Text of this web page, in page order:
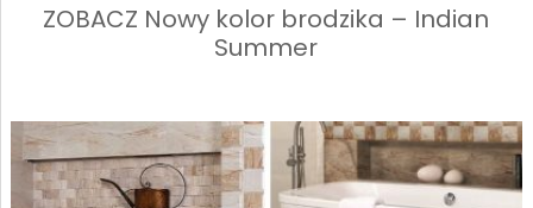
ZOBACZ Nowy kolor brodzika – Indian
Summer